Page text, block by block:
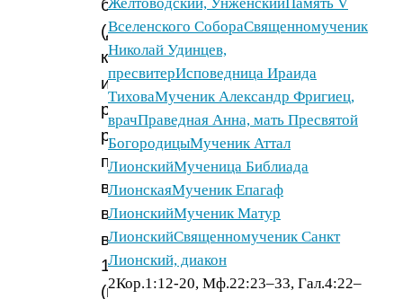
беседа
(для
крестных
и
родных
родителей)
проводится
в
воскресенье
в
11:00
(по
Вселенского СобораСвященномученик
Николай Удинцев,
пресвитерИсповедница Ираида
ТиховаМученик Александр Фригиец,
врачПраведная Анна, мать Пресвятой
БогородицыМученик Аттал
ЛионскийМученица Библиада
ЛионскаяМученик Епагаф
ЛионскийМученик Матур
ЛионскийСвященномученик Санкт
Лионский, диакон
2Кор.1:12-20, Мф.22:23–33, Гал.4:22–